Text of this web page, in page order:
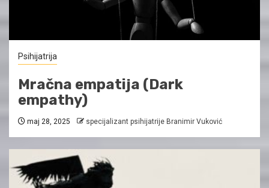
Psihijatrija
Mračna empatija (Dark
empathy)
maj 28, 2025 specijalizant psihijatrije Branimir Vuković